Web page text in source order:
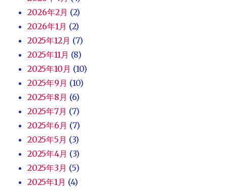
2026年2月 (2)
2026年1月 (2)
2025年12月 (7)
2025年11月 (8)
2025年10月 (10)
2025年9月 (10)
2025年8月 (6)
2025年7月 (7)
2025年6月 (7)
2025年5月 (3)
2025年4月 (3)
2025年3月 (5)
2025年1月 (4)